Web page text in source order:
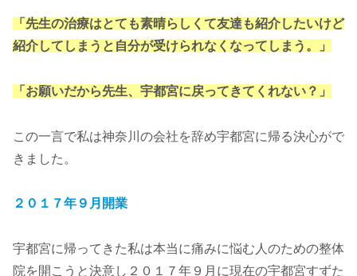
「先生の治療はとても素晴らしくて友達も紹介したいけど
紹介してしまうと自分が受けられなくなってしまう。」
「お願いだから先生、宇都宮に戻ってきてくれない？」
この一言で私は神奈川の会社を辞め宇都宮に帰る決心がで
きました。
２０１７年９月開業
宇都宮に帰ってきた私は本当に痛みに悩む人のための整体
院を開こうと決意し２０１７年９月に現在の宇都宮すずた